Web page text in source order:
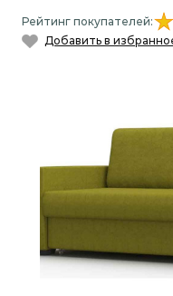
Рейтинг покупателей:
Добавить в